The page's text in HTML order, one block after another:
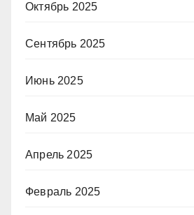
Октябрь 2025
Сентябрь 2025
Июнь 2025
Май 2025
Апрель 2025
Февраль 2025